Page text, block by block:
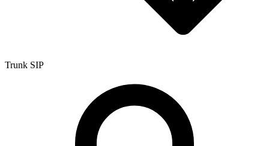
Trunk SIP